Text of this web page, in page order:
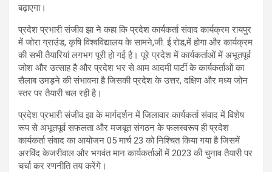
बढ़ाएगा।
प्रदेश प्रभारी संजीव झा ने कहा कि प्रदेश कार्यकर्ता संवाद कार्यक्रम रायपुर
में जोरा ग्राउंड, कृषि विश्वविद्यालय के सामने,जी. ई.रोड,में होगा और कार्यक्रम
की सभी तैयारियां लगभग पूरी हो गई है। पूरे प्रदेश में कार्यकर्ताओं में अभूतपूर्व
जोश और उत्साह है और प्रदेश भर से आम आदमी पार्टी के कार्यकर्ताओं का
सैलाब उमड़ने की संभावना है जिसकी प्रदेश के उत्तर, दक्षिण और मध्य जोन
स्तर पर तैयारी चल रही है।
प्रदेश प्रभारी संजीव झा के मार्गदर्शन में जिलावार कार्यकर्ता संवाद में विशेष
रूप से अभूतपूर्व सफलता और मजबूत संगठन के फलस्वरूप ही प्रदेश
कार्यकर्ता संवाद का आयोजन 05 मार्च 23 को निश्चित किया गया है जिसमें
अरविंद केजरीवाल और भगवंत मान कार्यकर्ताओं में 2023 की चुनाव तैयारी पर
चर्चा कर रणनीति तय करेंगे।